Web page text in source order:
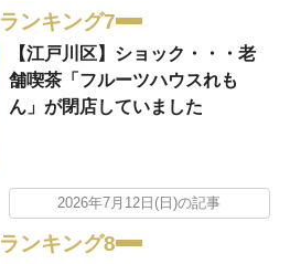
ランキング7
【江戸川区】ショック・・・老
舗喫茶「フルーツハウスれも
ん」が閉店していました
2026年7月12日(日)の記事
ランキング8